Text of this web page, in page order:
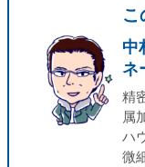
こ
中
ネ
精
属
ハ
微